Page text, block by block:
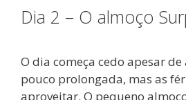
Dia 2 – O almoço
O dia começa cedo apesar
pouco prolongada, mas as
aproveitar. O pequeno